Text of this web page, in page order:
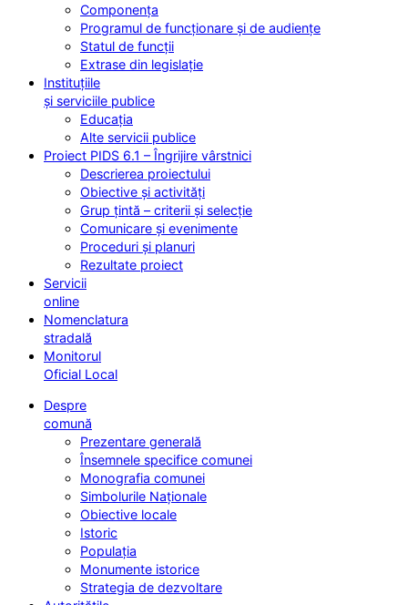
Componența
Programul de funcționare și de audiențe
Statul de funcții
Extrase din legislație
Instituțiile
și serviciile publice
Educația
Alte servicii publice
Proiect PIDS 6.1 – Îngrijire vârstnici
Descrierea proiectului
Obiective și activități
Grup țintă – criterii și selecție
Comunicare și evenimente
Proceduri și planuri
Rezultate proiect
Servicii
online
Nomenclatura
stradală
Monitorul
Oficial Local
Despre
comună
Prezentare generală
Însemnele specifice comunei
Monografia comunei
Simbolurile Naționale
Obiective locale
Istoric
Populația
Monumente istorice
Strategia de dezvoltare